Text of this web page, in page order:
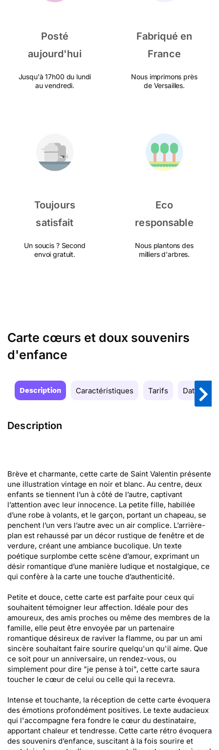
Posté
aujourd'hui
Jusqu'à 17h00 du lundi
au vendredi.
Fabriqué en
France
Nous imprimons près
de Versailles.
Toujours
satisfait
Un soucis ? Second
envoi gratuit.
Eco
responsable
Nous plantons des
milliers d'arbres.
Carte cœurs et doux souvenirs
d'enfance
Description Caractéristiques Tarifs Date de
Description
Brève et charmante, cette carte de Saint Valentin présente
une illustration vintage en noir et blanc. Au centre, deux
enfants se tiennent l’un à côté de l’autre, captivant
l’attention avec leur innocence. La petite fille, habillée
d’une robe à volants, et le garçon, portant un chapeau, se
penchent l’un vers l’autre avec un air complice. L’arrière-
plan est rehaussé par un décor rustique de fenêtre et de
verdure, créant une ambiance bucolique. Un texte
poétique surplombe cette scène d’amour, exprimant un
désir romantique d’une manière ludique et nostalgique, ce
qui confère à la carte une touche d’authenticité.
Petite et douce, cette carte est parfaite pour ceux qui
souhaitent témoigner leur affection. Idéale pour des
amoureux, des amis proches ou même des membres de la
famille, elle peut être envoyée par un partenaire
romantique désireux de raviver la flamme, ou par un ami
sincère souhaitant faire sourire quelqu'un qu'il aime. Que
ce soit pour un anniversaire, un rendez-vous, ou
simplement pour dire "je pense à toi", cette carte saura
toucher le cœur de celui ou celle qui la recevra.
Intense et touchante, la réception de cette carte évoquera
des émotions profondément positives. Le texte audacieux
qui l'accompagne fera fondre le cœur du destinataire,
apportant chaleur et tendresse. Cette carte rétro évoquera
des souvenirs d’enfance, suscitant à la fois sourire et